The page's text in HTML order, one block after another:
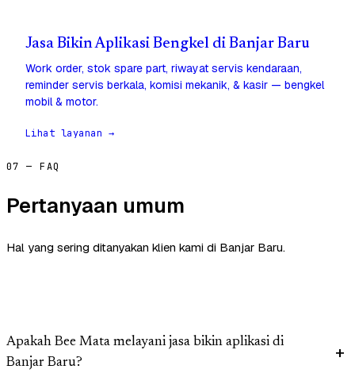
Jasa Bikin Aplikasi Bengkel di Banjar Baru
Work order, stok spare part, riwayat servis kendaraan,
reminder servis berkala, komisi mekanik, & kasir — bengkel
mobil & motor.
Lihat layanan →
07 — FAQ
Pertanyaan umum
Hal yang sering ditanyakan klien kami di Banjar Baru.
Apakah Bee Mata melayani jasa bikin aplikasi di
Banjar Baru?